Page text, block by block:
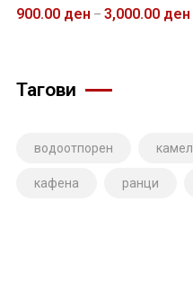
900.00 ден – 3,000.00 ден
Тагови
водоотпорен камел
кафена ранци